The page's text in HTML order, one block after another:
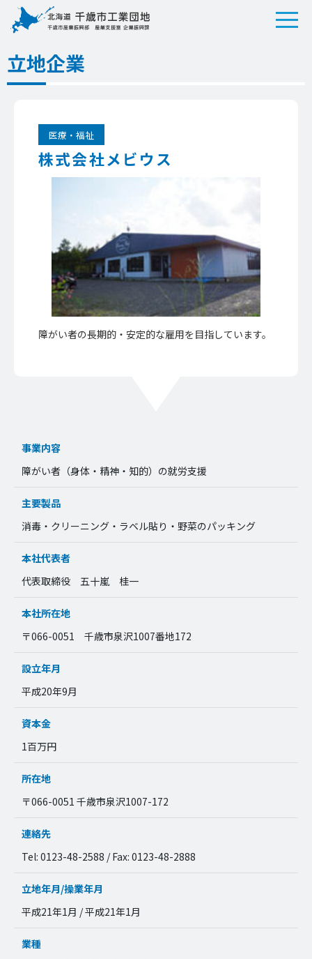
立地企業
医療・福祉
株式会社メビウス
障がい者の長期的・安定的な雇用を目指しています。
事業内容
障がい者（身体・精神・知的）の就労支援
主要製品
消毒・クリーニング・ラベル貼り・野菜のパッキング
本社代表者
代表取締役 五十嵐 桂一
本社所在地
〒066-0051 千歳市泉沢1007番地172
設立年月
平成20年9月
資本金
1百万円
所在地
〒066-0051 千歳市泉沢1007-172
連絡先
Tel: 0123-48-2588 / Fax: 0123-48-2888
立地年月/操業年月
平成21年1月 / 平成21年1月
業種